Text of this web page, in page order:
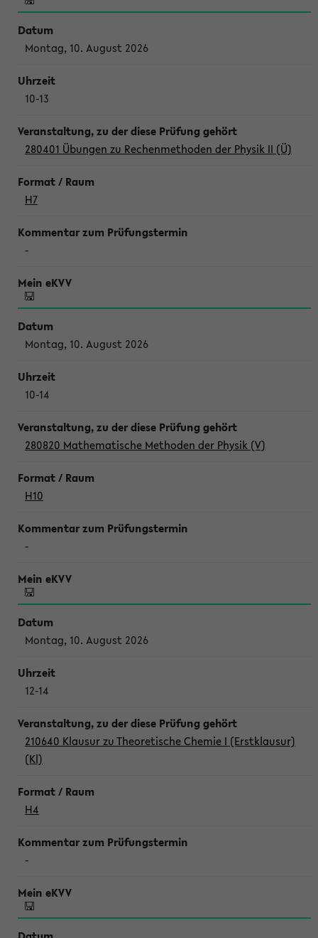
Montag, 10. August 2026
10-13
280401 Übungen zu Rechenmethoden der Physik II (Ü)
H7
-
Montag, 10. August 2026
10-14
280820 Mathematische Methoden der Physik (V)
H10
-
Montag, 10. August 2026
12-14
210640 Klausur zu Theoretische Chemie I (Erstklausur)
(Kl)
H4
-